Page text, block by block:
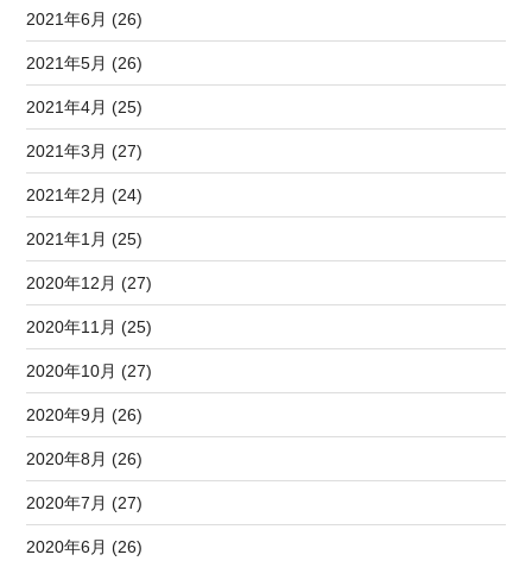
2021年6月 (26)
2021年5月 (26)
2021年4月 (25)
2021年3月 (27)
2021年2月 (24)
2021年1月 (25)
2020年12月 (27)
2020年11月 (25)
2020年10月 (27)
2020年9月 (26)
2020年8月 (26)
2020年7月 (27)
2020年6月 (26)